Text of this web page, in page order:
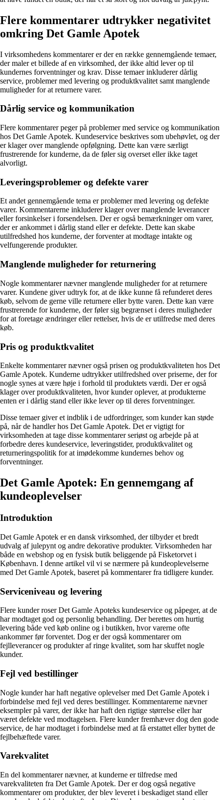
Flere kommentarer udtrykker negativitet
omkring Det Gamle Apotek
I virksomhedens kommentarer er der en række gennemgående temaer,
der maler et billede af en virksomhed, der ikke altid lever op til
kundernes forventninger og krav. Disse temaer inkluderer dårlig
service, problemer med levering og produktkvalitet samt manglende
muligheder for at returnere varer.
Dårlig service og kommunikation
Flere kommentarer peger på problemer med service og kommunikation
hos Det Gamle Apotek. Kundeservice beskrives som ubehøvlet, og der
er klager over manglende opfølgning. Dette kan være særligt
frustrerende for kunderne, da de føler sig overset eller ikke taget
alvorligt.
Leveringsproblemer og defekte varer
Et andet gennemgående tema er problemer med levering og defekte
varer. Kommentarerne inkluderer klager over manglende leverancer
eller forsinkelser i forsendelsen. Der er også bemærkninger om varer,
der er ankommet i dårlig stand eller er defekte. Dette kan skabe
utilfredshed hos kunderne, der forventer at modtage intakte og
velfungerende produkter.
Manglende muligheder for returnering
Nogle kommentarer nævner manglende muligheder for at returnere
varer. Kundene giver udtryk for, at de ikke kunne få refunderet deres
køb, selvom de gerne ville returnere eller bytte varen. Dette kan være
frustrerende for kunderne, der føler sig begrænset i deres muligheder
for at foretage ændringer eller rettelser, hvis de er utilfredse med deres
køb.
Pris og produktkvalitet
Enkelte kommentarer nævner også prisen og produktkvaliteten hos Det
Gamle Apotek. Kunderne udtrykker utilfredshed over priserne, der for
nogle synes at være høje i forhold til produktets værdi. Der er også
klager over produktkvaliteten, hvor kunder oplever, at produkterne
enten er i dårlig stand eller ikke lever op til deres forventninger.
Disse temaer giver et indblik i de udfordringer, som kunder kan støde
på, når de handler hos Det Gamle Apotek. Det er vigtigt for
virksomheden at tage disse kommentarer seriøst og arbejde på at
forbedre deres kundeservice, leveringstider, produktkvalitet og
returneringspolitik for at imødekomme kundernes behov og
forventninger.
Det Gamle Apotek: En gennemgang af
kundeoplevelser
Introduktion
Det Gamle Apotek er en dansk virksomhed, der tilbyder et bredt
udvalg af julepynt og andre dekorative produkter. Virksomheden har
både en webshop og en fysisk butik beliggende på Fisketorvet i
København. I denne artikel vil vi se nærmere på kundeoplevelserne
med Det Gamle Apotek, baseret på kommentarer fra tidligere kunder.
Serviceniveau og levering
Flere kunder roser Det Gamle Apoteks kundeservice og påpeger, at de
har modtaget god og personlig behandling. Der berettes om hurtig
levering både ved køb online og i butikken, hvor varerne ofte
ankommer før forventet. Dog er der også kommentarer om
fejlleverancer og produkter af ringe kvalitet, som har skuffet nogle
kunder.
Fejl ved bestillinger
Nogle kunder har haft negative oplevelser med Det Gamle Apotek i
forbindelse med fejl ved deres bestillinger. Kommentarerne nævner
eksempler på varer, der ikke har haft den rigtige størrelse eller har
været defekte ved modtagelsen. Flere kunder fremhæver dog den gode
service, de har modtaget i forbindelse med at få erstattet eller byttet de
fejlbehæftede varer.
Varekvalitet
En del kommentarer nævner, at kunderne er tilfredse med
varekvaliteten fra Det Gamle Apotek. Der er dog også negative
kommentarer om produkter, der blev leveret i beskadiget stand eller